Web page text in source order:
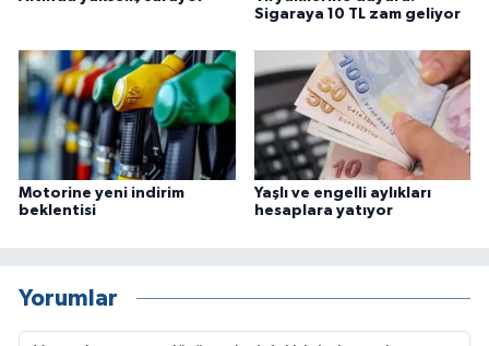
Sigaraya 10 TL zam geliyor
Motorine yeni indirim
beklentisi
Yaşlı ve engelli aylıkları
hesaplara yatıyor
Yorumlar